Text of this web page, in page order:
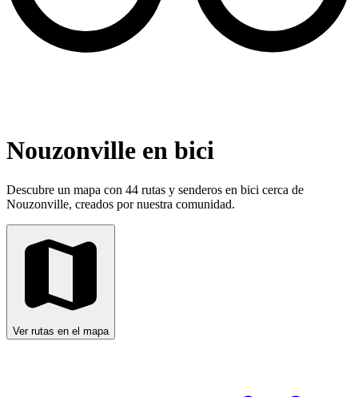
Nouzonville en bici
Descubre un mapa con 44 rutas y senderos en bici cerca de
Nouzonville, creados por nuestra comunidad.
Ver rutas en el mapa